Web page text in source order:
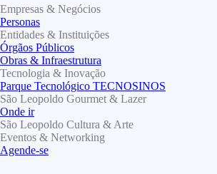
Empresas & Negócios
Personas
Entidades & Instituições
Órgãos Públicos
Obras & Infraestrutura
Tecnologia & Inovação
Parque Tecnológico TECNOSINOS
São Leopoldo Gourmet & Lazer
Onde ir
São Leopoldo Cultura & Arte
Eventos & Networking
Agende-se